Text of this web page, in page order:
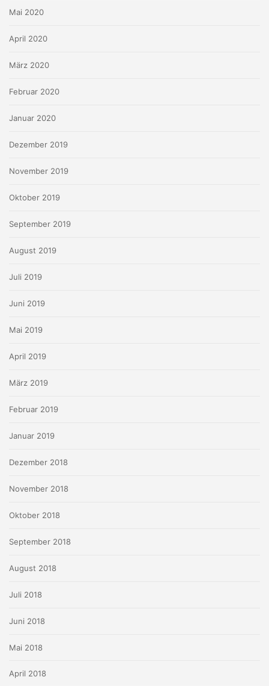
Mai 2020
April 2020
März 2020
Februar 2020
Januar 2020
Dezember 2019
November 2019
Oktober 2019
September 2019
August 2019
Juli 2019
Juni 2019
Mai 2019
April 2019
März 2019
Februar 2019
Januar 2019
Dezember 2018
November 2018
Oktober 2018
September 2018
August 2018
Juli 2018
Juni 2018
Mai 2018
April 2018